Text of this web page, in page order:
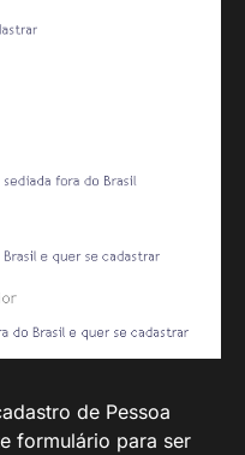
de Pessoa
formulário para ser